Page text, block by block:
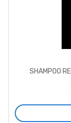
SHAMPOO